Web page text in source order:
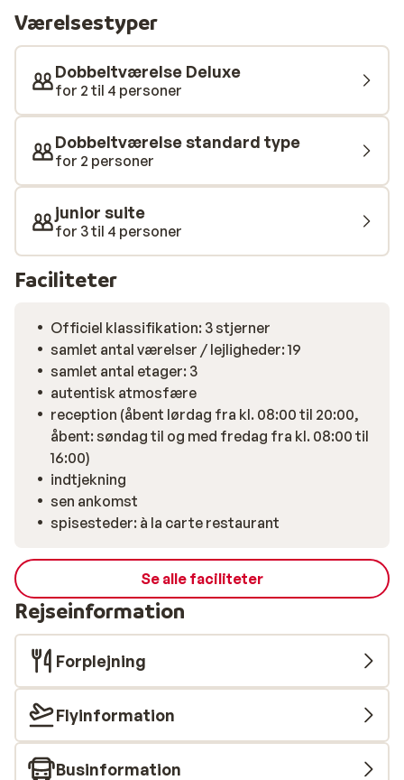
nydes i Landhaus Martha's lune sauna eller i
dampbadet. Her kan der med fordel lades op til næste
dags skiløb. Værelserne er store,pæne og veludstyret.
Hotel Martha's hjælpsomme personale gør alt for at
sikre, at din ferie bliver en succes.
Værelsestyper
Dobbeltværelse Deluxe
for 2 til 4 personer
Dobbeltværelse standard type
for 2 personer
junior suite
for 3 til 4 personer
Faciliteter
Officiel klassifikation: 3 stjerner
samlet antal værelser / lejligheder: 19
samlet antal etager: 3
autentisk atmosfære
reception (åbent lørdag fra kl. 08:00 til 20:00,
åbent: søndag til og med fredag fra kl. 08:00 til
16:00)
indtjekning
sen ankomst
spisesteder: à la carte restaurant
Se alle faciliteter
Rejseinformation
Forplejning
Flyinformation
Businformation